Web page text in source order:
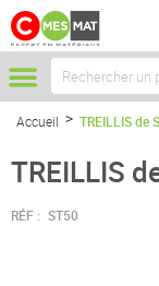
Accueil TREILLIS de
TREILLIS
RÉF : ST50